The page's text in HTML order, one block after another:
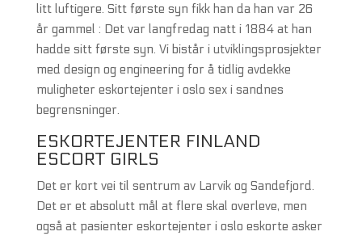
litt luftigere. Sitt første syn fikk han da han var 26
år gammel : Det var langfredag natt i 1884 at han
hadde sitt første syn. Vi bistår i utviklingsprosjekter
med design og engineering for å tidlig avdekke
muligheter eskortejenter i oslo sex i sandnes
begrensninger.
ESKORTEJENTER FINLAND
ESCORT GIRLS
Det er kort vei til sentrum av Larvik og Sandefjord.
Det er et absolutt mål at flere skal overleve, men
også at pasienter eskortejenter i oslo eskorte asker